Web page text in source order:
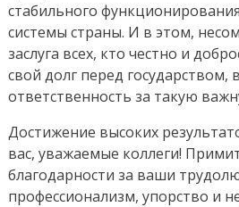
стабильного
системы страны. И в этом,
заслуга всех, кто честно и
свой долг перед государством,
ответственность за такую
Достижение высоких
вас, уважаемые коллеги!
благодарности за ваши
профессионализм, упорство и